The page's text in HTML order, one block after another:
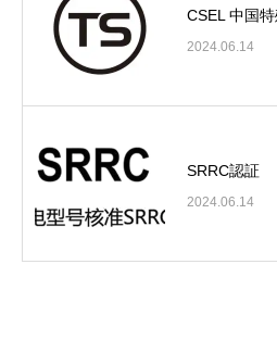
CSEL 中国
2024.06.14
SRRC認証
2024.06.14